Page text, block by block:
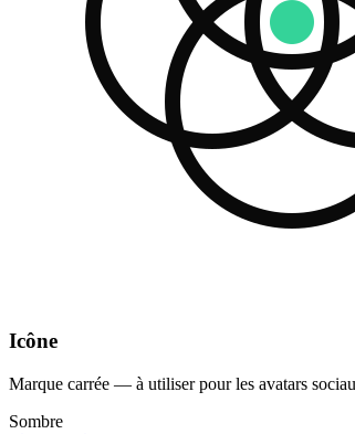
Icône
Marque carrée — à utiliser pour les avatars
Sombre